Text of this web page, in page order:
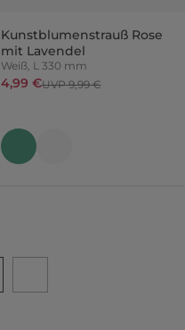
Kunstblumenstrauß Rose
mit Lavendel
Weiß, L 330 mm
4,99 €UVP 9,99 €